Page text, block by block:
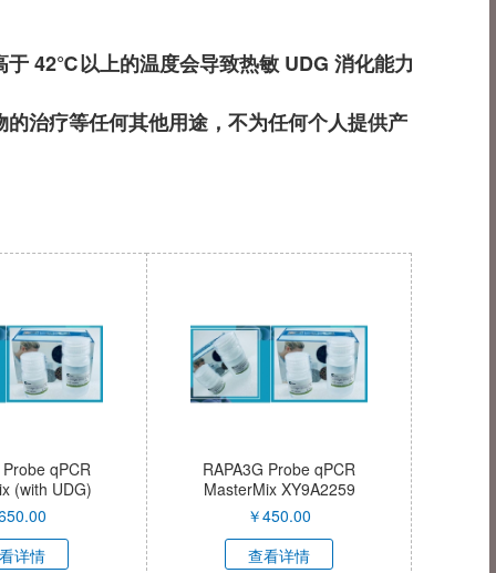
42℃以上的温度会导致热敏 UDG 消化能力
治疗等任何其他用途，不为任何个人提供产
qPCR
(with UDG)
详情
RAPA3G Probe qPCR
MasterMix XY9A2259
￥450.00
查看详情